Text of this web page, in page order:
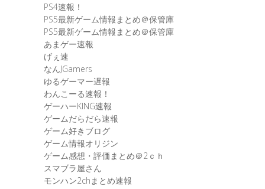
PS4速報！
PS5最新ゲーム情報まとめ＠保管庫
PS5最新ゲーム情報まとめ＠保管庫
あまゲー速報
げぇ速
なんJGamers
ゆるゲーマー遅報
わんこーる速報！
ゲーハーKING速報
ゲームだらだら速報
ゲーム好きブログ
ゲーム情報オリジン
ゲーム感想・評価まとめ＠2ｃｈ
スマブラ屋さん
モンハン2chまとめ速報